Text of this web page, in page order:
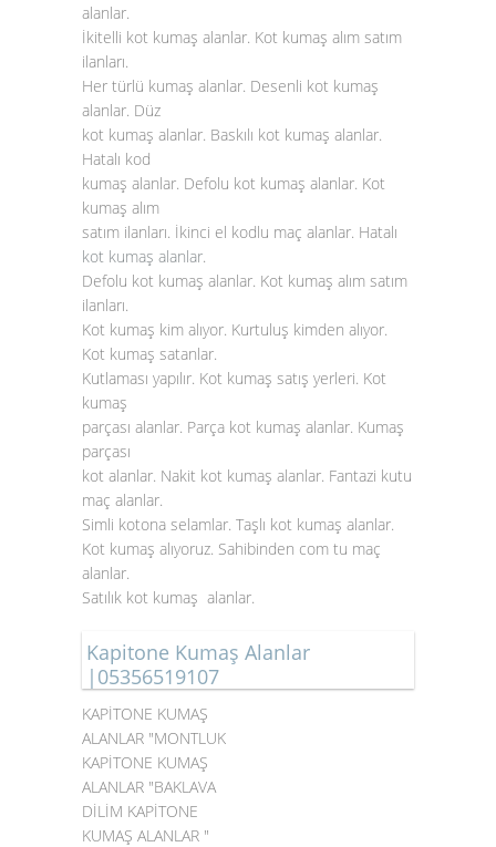
alanlar.
İkitelli kot kumaş alanlar. Kot kumaş alım satım
ilanları.
Her türlü kumaş alanlar. Desenli kot kumaş
alanlar. Düz
kot kumaş alanlar. Baskılı kot kumaş alanlar.
Hatalı kod
kumaş alanlar. Defolu kot kumaş alanlar. Kot
kumaş alım
satım ilanları. İkinci el kodlu maç alanlar. Hatalı
kot kumaş alanlar.
Defolu kot kumaş alanlar. Kot kumaş alım satım
ilanları.
Kot kumaş kim alıyor. Kurtuluş kimden alıyor.
Kot kumaş satanlar.
Kutlaması yapılır. Kot kumaş satış yerleri. Kot
kumaş
parçası alanlar. Parça kot kumaş alanlar. Kumaş
parçası
kot alanlar. Nakit kot kumaş alanlar. Fantazi kutu
maç alanlar.
Simli kotona selamlar. Taşlı kot kumaş alanlar.
Kot kumaş alıyoruz. Sahibinden com tu maç
alanlar.
Satılık kot kumaş alanlar.
Kapitone Kumaş Alanlar
|05356519107
KAPİTONE KUMAŞ
ALANLAR "MONTLUK
KAPİTONE KUMAŞ
ALANLAR "BAKLAVA
DİLİM KAPİTONE
KUMAŞ ALANLAR "